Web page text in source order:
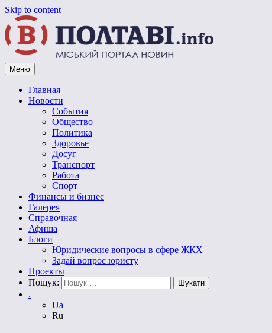
Skip to content
Vpoltave.info
Полтавский портал новостей
Меню
Главная
Новости
События
Общество
Политика
Здоровье
Досуг
Транспорт
Работа
Спорт
Финансы и бизнес
Галерея
Справочная
Афиша
Блоги
Юридические вопросы в сфере ЖКХ
Задай вопрос юристу
Проекты
Пошук:
.
Ua
Ru